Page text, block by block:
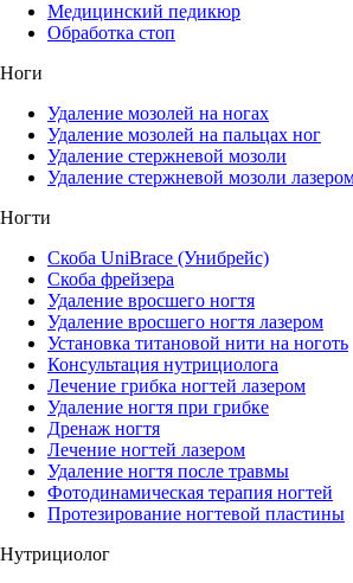
Медицинский педикюр
Обработка стоп
Ноги
Удаление мозолей на ногах
Удаление мозолей на пальцах ног
Удаление стержневой мозоли
Удаление стержневой мозоли
Ногти
Скоба UniBrace (Унибрейс)
Скоба фрейзера
Удаление вросшего ногтя
Удаление вросшего ногтя лазером
Установка титановой нити на ноготь
Консультация нутрициолога
Лечение грибка ногтей лазером
Удаление ногтя при грибке
Дренаж ногтя
Лечение ногтей лазером
Удаление ногтя после травмы
Фотодинамическая терапия ногтей
Протезирование ногтевой пластины
Нутрициолог